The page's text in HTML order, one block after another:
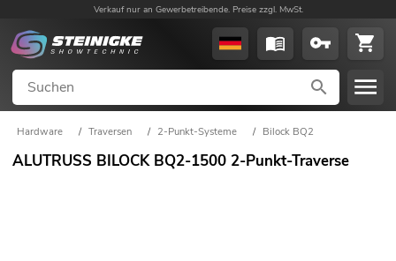
Verkauf nur an Gewerbetreibende. Preise zzgl. MwSt.
Hardware / Traversen / 2-Punkt-Systeme / Bilock BQ2
ALUTRUSS BILOCK BQ2-1500 2-Punkt-Traverse